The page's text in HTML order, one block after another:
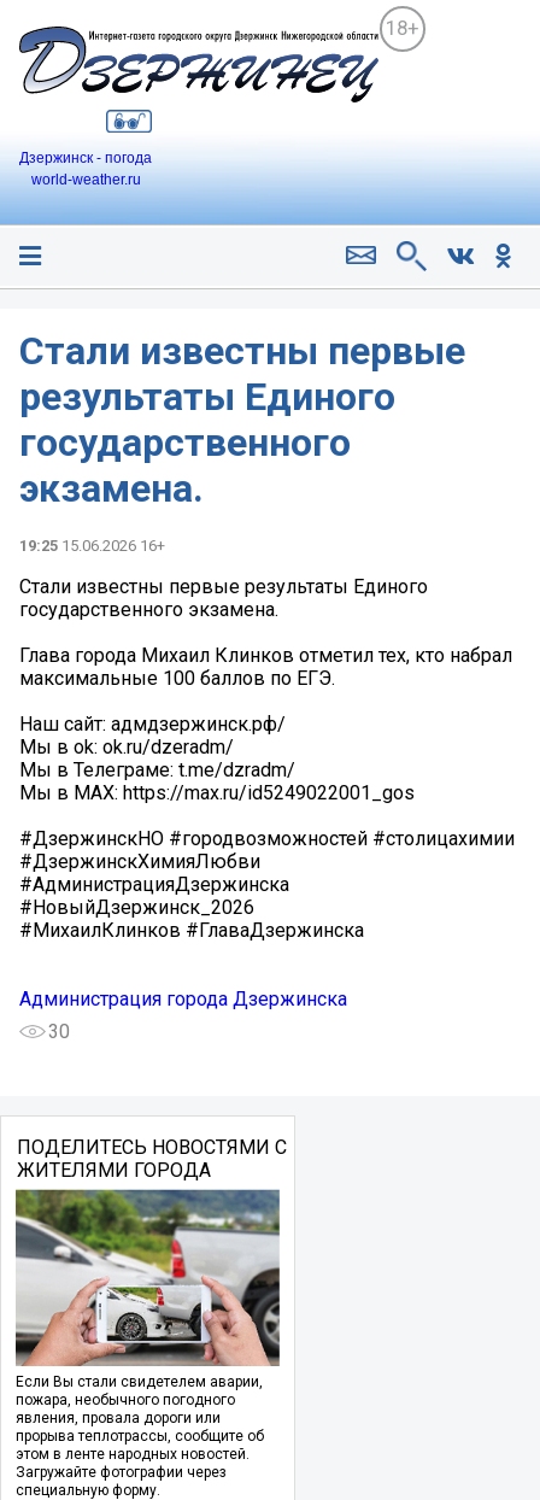
18+
Дзержинск - погода
world-weather.ru
Стали известны первые
результаты Единого
государственного
экзамена.
19:25 15.06.2026 16+
Стали известны первые результаты Единого
государственного экзамена.
Глава города Михаил Клинков отметил тех, кто набрал
максимальные 100 баллов по ЕГЭ.
Наш сайт: адмдзержинск.рф/
Мы в ok: ok.ru/dzeradm/
Мы в Телеграме: t.me/dzradm/
Мы в MAX: https://max.ru/id5249022001_gos
#ДзержинскНО #городвозможностей #столицахимии
#ДзержинскХимияЛюбви
#АдминистрацияДзержинска
#НовыйДзержинск_2026
#МихаилКлинков #ГлаваДзержинска
Администрация города Дзержинска
30
ПОДЕЛИТЕСЬ НОВОСТЯМИ С
ЖИТЕЛЯМИ ГОРОДА
Если Вы стали свидетелем аварии,
пожара, необычного погодного
явления, провала дороги или
прорыва теплотрассы, сообщите об
этом в ленте народных новостей.
Загружайте фотографии через
специальную форму.